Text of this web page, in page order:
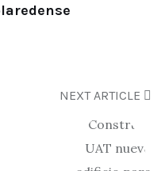
NEXT ARTICLE